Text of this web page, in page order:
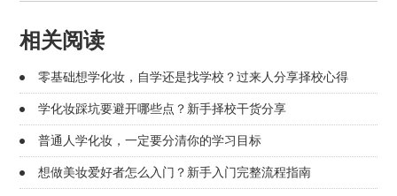
相关阅读
零基础想学化妆，自学还是找学校？过来人分享择校心得
学化妆踩坑要避开哪些点？新手择校干货分享
普通人学化妆，一定要分清你的学习目标
想做美妆爱好者怎么入门？新手入门完整流程指南